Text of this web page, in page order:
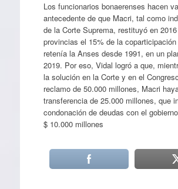
Los funcionarios bonaerenses hacen
antecedente de que Macri, tal como
de la Corte Suprema, restituyó en
provincias el 15% de la
retenía la Anses desde 1991, en un
2019. Por eso, Vidal logró a que,
la solución en la Corte y en el
reclamo de 50.000 millones, Macri
transferencia de 25.000 millones, que
condonación de deudas con el
$ 10.000 millones